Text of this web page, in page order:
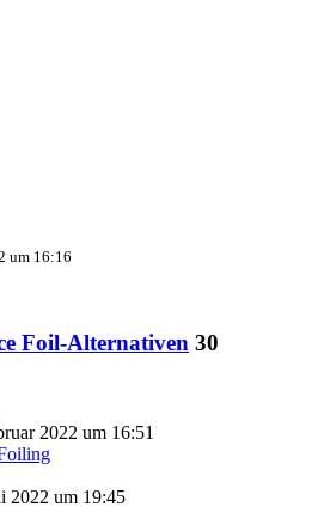
um 16:16
Foil-Alternativen 30
2022 um 16:51
2022 um 19:45